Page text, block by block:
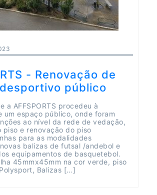
- Renovação de
público
a AFFSPORTS procedeu à
um espaço público, onde foram
ao nível da rede de vedação,
piso e renovação do piso
para as modalidades
balizas de futsal /andebol e
equipamentos de basquetebol.
45mmx45mm na cor verde, piso
Polysport, Balizas […]